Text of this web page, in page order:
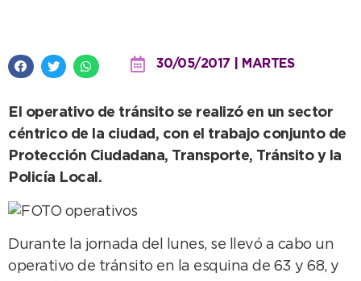
30/05/2017 | MARTES
El operativo de tránsito se realizó en un sector
céntrico de la ciudad, con el trabajo conjunto de
Protección Ciudadana, Transporte, Tránsito y la
Policía Local.
Durante la jornada del lunes, se llevó a cabo un
operativo de tránsito en la esquina de 63 y 68, y